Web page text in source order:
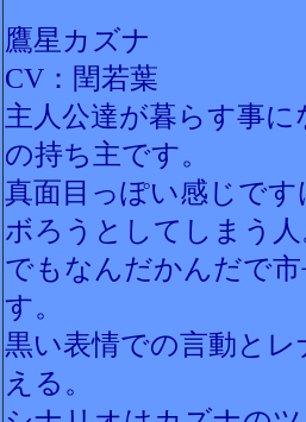
鷹星カズナ
CV：閏若葉
主人公達が暮らす事
の持ち主です。
真面目っぽい感じで
ボろうとしてしまう
でもなんだかんだで
す。
黒い表情での言動と
える。